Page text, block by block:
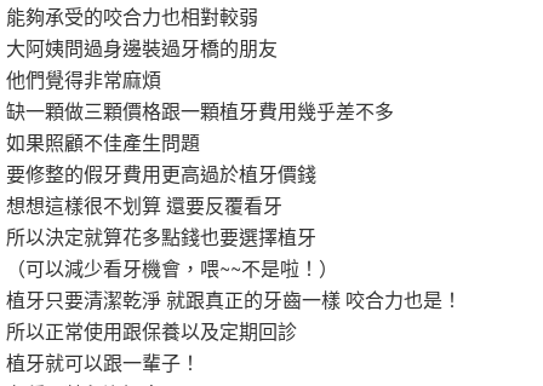
能夠承受的咬合力也相對較弱
大阿姨問過身邊裝過牙橋的朋友
他們覺得非常麻煩
缺一顆做三顆價格跟一顆植牙費用幾乎差不多
如果照顧不佳產生問題
要修整的假牙費用更高過於植牙價錢
想想這樣很不划算 還要反覆看牙
所以決定就算花多點錢也要選擇植牙
（可以減少看牙機會，喂~~不是啦！）
植牙只要清潔乾淨 就跟真正的牙齒一樣 咬合力也是！
所以正常使用跟保養以及定期回診
植牙就可以跟一輩子！